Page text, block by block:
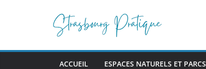
ACCUEIL ESPACES NATURELS ET PARCS